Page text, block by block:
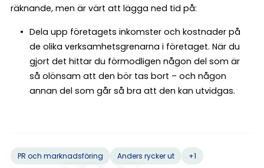
räknande, men är värt att lägga ned tid på:
Dela upp företagets inkomster och kostnader på
de olika verksamhetsgrenarna i företaget. När du
gjort det hittar du förmodligen någon del som är
så olönsam att den bör tas bort – och någon
annan del som går så bra att den kan utvidgas.
PR och marknadsföring Anders rycker ut
+1